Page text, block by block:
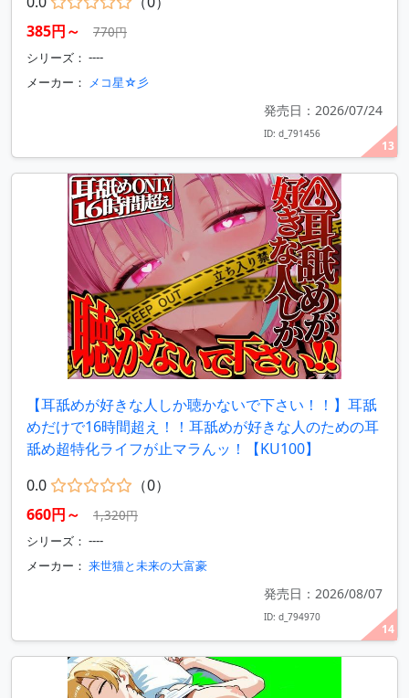
13
385円～
770円
シリーズ： ----
メーカー： メコ星☆彡
発売日：2026/07/24
ID: d_791456
14
【耳舐めが好きな人しか聴かないで下さい！！】耳舐
めだけで16時間超え！！耳舐めが好きな人のための耳
舐め超特化ライフが止マラんッ！【KU100】
0.0
（0）
660円～
1,320円
シリーズ： ----
メーカー： 来世猫と未来の大富豪
発売日：2026/08/07
ID: d_794970